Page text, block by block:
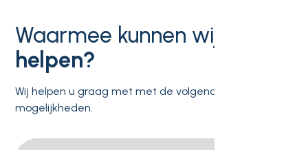
Waarmee kunnen wij u
helpen?
Wij helpen u graag met met de volgende
mogelijkheden.